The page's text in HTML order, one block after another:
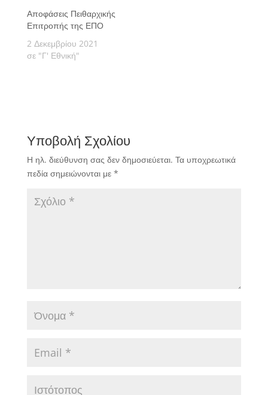
Αποφάσεις Πειθαρχικής
Επιτροπής της ΕΠΟ
2 Δεκεμβρίου 2021
σε "Γ' Εθνική"
Υποβολή Σχολίου
Η ηλ. διεύθυνση σας δεν δημοσιεύεται. Τα υποχρεωτικά
πεδία σημειώνονται με *